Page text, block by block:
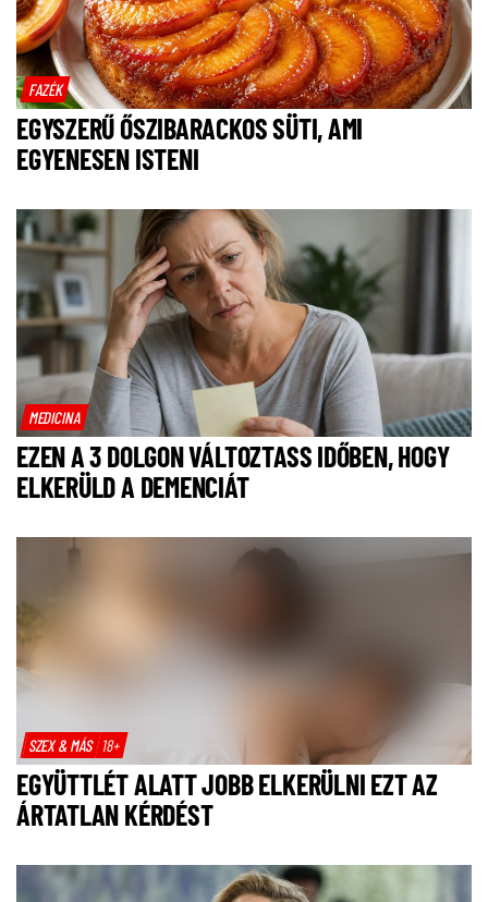
FAZÉK
EGYSZERŰ ŐSZIBARACKOS SÜTI, AMI
EGYENESEN ISTENI
MEDICINA
EZEN A 3 DOLGON VÁLTOZTASS IDŐBEN, HOGY
ELKERÜLD A DEMENCIÁT
SZEX & MÁS 18+
EGYÜTTLÉT ALATT JOBB ELKERÜLNI EZT AZ
ÁRTATLAN KÉRDÉST